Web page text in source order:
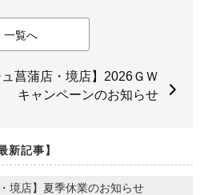
一覧へ
ュ菖蒲店・境店】2026ＧＷ
キャンペーンのお知らせ
新記事】
境店】夏季休業のお知らせ